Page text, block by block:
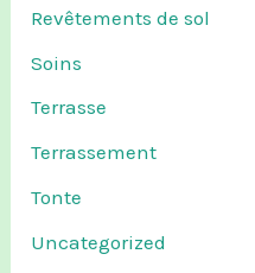
Revêtements de sol
Soins
Terrasse
Terrassement
Tonte
Uncategorized